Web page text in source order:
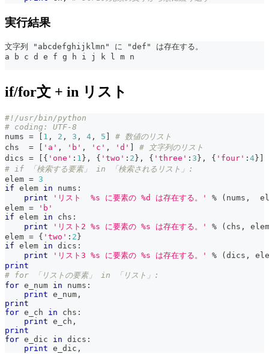
実行結果
文字列 "abcdefghijklmn" に "def" は存在する。
a b c d e f g h i j k l m n
if/for文 + in リスト
#!/usr/bin/python
# coding: UTF-8
nums = 1 , 2 , 3 , 4 , 5
# 数値のリスト
chs = 'a' , 'b' , 'c' , 'd'
# 文字列のリスト
dics = { 'one' : 1 } , { 'two' : 2 } , { 'three' : 3 } , { 'four' : 4 }
# if 「検索する要素」 in 「検索されるリスト」:
elem = 3
if elem in nums :
print
'リスト  %s に要素の %d は存在する。' % ( nums ,
elem =
'b'
if elem in chs :
print
'リスト2 %s に要素の %s は存在する。' % ( chs ,
elem
elem = { 'two' : 2 }
if elem in dics :
print
'リスト3 %s に要素の %s は存在する。' % ( dics ,
print
# for 「リストの要素」 in 「リスト」:
for e_num in nums :
print e_num ,
print
for e_ch in chs :
print e_ch ,
print
for e_dic in dics :
print e_dic ,